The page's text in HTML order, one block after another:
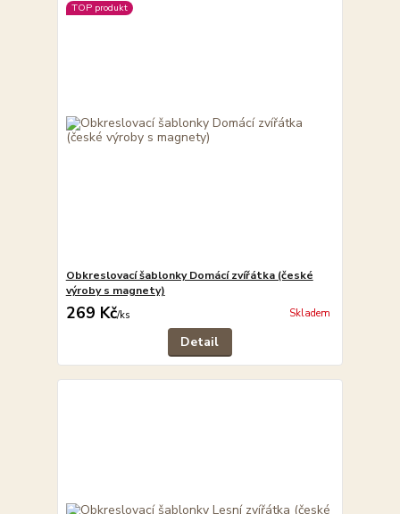
TOP produkt
Obkreslovací šablonky Domácí zvířátka (české
výroby s magnety)
269 Kč/ks Skladem
Detail